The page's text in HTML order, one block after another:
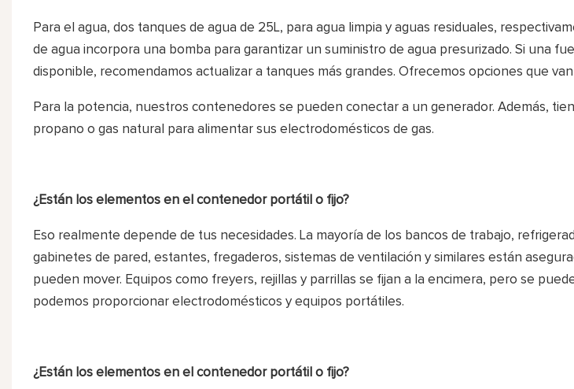
Para el agua, dos tanques de agua de 25L, para agua limpia y aguas residuales,
de agua incorpora una bomba para garantizar un suministro de agua presurizado. Si una
disponible, recomendamos actualizar a tanques más grandes. Ofrecemos opciones que van
Para la potencia, nuestros contenedores se pueden conectar a un generador. Además,
propano o gas natural para alimentar sus electrodomésticos de gas.
¿Están los elementos en el contenedor portátil o fijo?
Eso realmente depende de tus necesidades. La mayoría de los bancos de trabajo,
gabinetes de pared, estantes, fregaderos, sistemas de ventilación y similares están
pueden mover. Equipos como freyers, rejillas y parrillas se fijan a la encimera, pero se
podemos proporcionar electrodomésticos y equipos portátiles.
¿Están los elementos en el contenedor portátil o fijo?